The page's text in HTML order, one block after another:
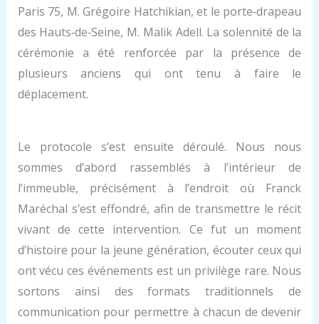
Paris 75, M. Grégoire Hatchikian, et le porte‑drapeau
des Hauts‑de‑Seine, M. Malik Adell. La solennité de la
cérémonie a été renforcée par la présence de
plusieurs anciens qui ont tenu à faire le
déplacement.
Le protocole s’est ensuite déroulé. Nous nous
sommes d’abord rassemblés à l’intérieur de
l’immeuble, précisément à l’endroit où Franck
Maréchal s’est effondré, afin de transmettre le récit
vivant de cette intervention. Ce fut un moment
d’histoire pour la jeune génération, écouter ceux qui
ont vécu ces événements est un privilège rare. Nous
sortons ainsi des formats traditionnels de
communication pour permettre à chacun de devenir